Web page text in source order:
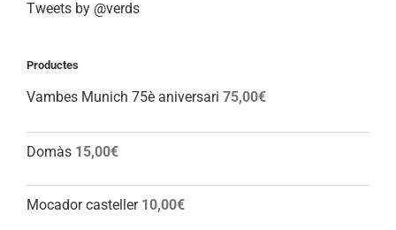
Tweets by @verds
Productes
Vambes Munich 75è aniversari 75,00€
Domàs 15,00€
Mocador casteller 10,00€